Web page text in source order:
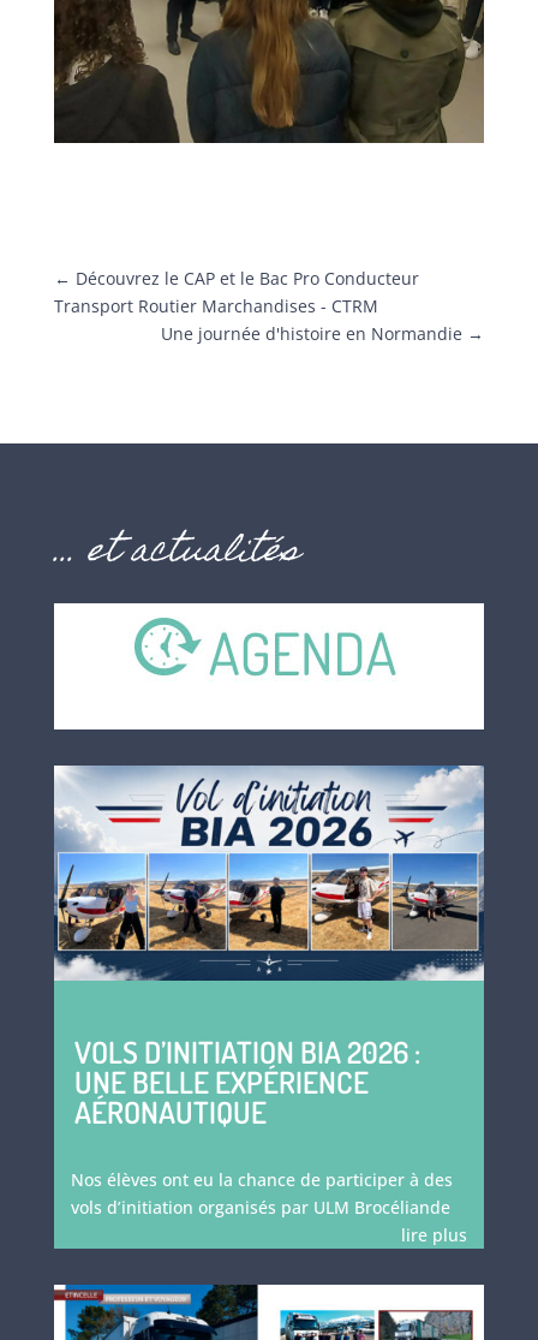
← Découvrez le CAP et le Bac Pro Conducteur
Transport Routier Marchandises - CTRM
Une journée d'histoire en Normandie →
… et actualités
VOLS D’INITIATION BIA 2026 :
UNE BELLE EXPÉRIENCE
AÉRONAUTIQUE
Nos élèves ont eu la chance de participer à des
vols d’initiation organisés par ULM Brocéliande
lire plus